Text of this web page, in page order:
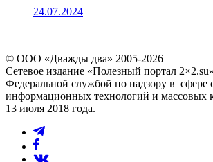
24.07.2024
© ООО «Дважды два» 2005-2026
Сетевое издание «Полезный портал
Федеральной службой по надзору в сфере
информационных технологий и массовых
13 июля 2018 года.